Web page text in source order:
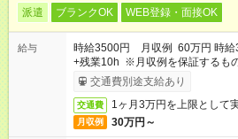
派遣 ブランクOK WEB登録・面接OK
給与
時給3500円 月収例 60万円 時給
+残業10h ※月収例を保証するも
取りサービス利用可（利用条件有）
交通費別途支給あり
交通費 1ヶ月3万円を上限として
月収例 30万円～